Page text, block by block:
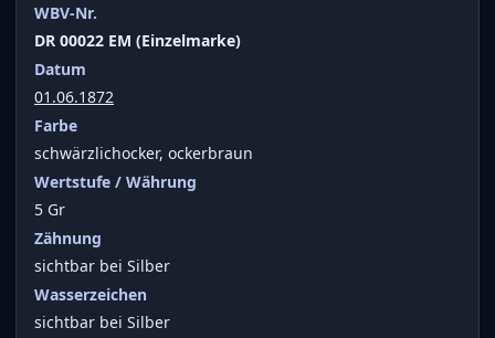
WBV-Nr.
DR 00022 EM (Einzelmarke)
Datum
01.06.1872
Farbe
schwärzlichocker, ockerbraun
Wertstufe / Währung
5 Gr
Zähnung
sichtbar bei Silber
Wasserzeichen
sichtbar bei Silber